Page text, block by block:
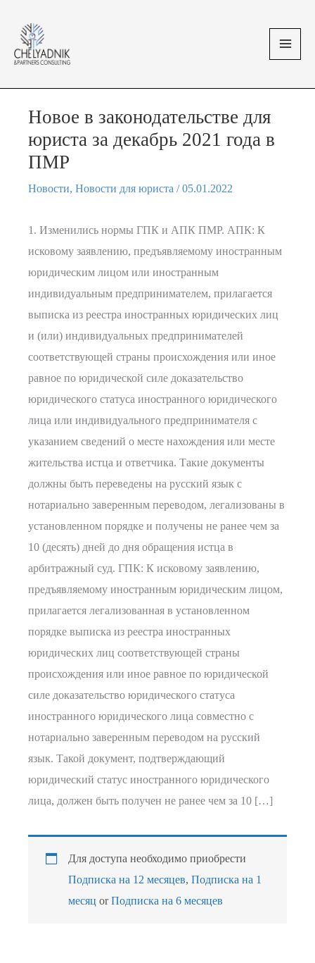
содержимому
Новое в законодательстве для
юриста за декабрь 2021 года в
ПМР
Новости, Новости для юриста /05.01.2022
1. Изменились нормы ГПК и АПК ПМР. АПК: К
исковому заявлению, предъявляемому иностранным
юридическим лицом или иностранным
индивидуальным предпринимателем, прилагается
выписка из реестра иностранных юридических лиц
и (или) индивидуальных предпринимателей
соответствующей страны происхождения или иное
равное по юридической силе доказательство
юридического статуса иностранного юридического
лица или индивидуального предпринимателя с
указанием сведений о месте нахождения или месте
жительства истца и ответчика. Такие документы
должны быть переведены на русский язык с
нотариально заверенным переводом, легализованы в
установленном порядке и получены не ранее чем за
10 (десять) дней до дня обращения истца в
арбитражный суд. ГПК: К исковому заявлению,
предъявляемому иностранным юридическим лицом,
прилагается легализованная в установленном
порядке выписка из реестра иностранных
юридических лиц соответствующей страны
происхождения или иное равное по юридической
силе доказательство юридического статуса
иностранного юридического лица совместно с
нотариально заверенным переводом на русский
язык. Такой документ, подтверждающий
юридический статус иностранного юридического
лица, должен быть получен не ранее чем за 10 […]
Для доступа необходимо приобрести
Подписка на 12 месяцев,Подписка на 1
месяц orПодписка на 6 месяцев